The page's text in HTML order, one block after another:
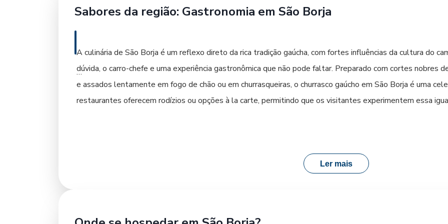
perfeito para a visita.
Para vivenciar plenamente a cultura local, recomendamos explorar o comércio e as praças da cidade, onde
adquirir produtos típicos. A Viação União Santa Cruz facilita seu acesso a todos esses pontos turísticos,
confortável e segura. Comprar sua passagem conosco é garantir que sua jornada até São Borja seja o
Sabores da região: Gastronomia em São Borja
A culinária de São Borja é um reflexo direto da rica tradição gaúcha, com fortes influências da cultura do
dúvida, o carro-chefe e uma experiência gastronômica que não pode faltar. Preparado com cortes nobres
e assados lentamente em fogo de chão ou em churrasqueiras, o churrasco gaúcho em São Borja é uma
restaurantes oferecem rodízios ou opções à la carte, permitindo que os visitantes experimentem essa
Ler mais